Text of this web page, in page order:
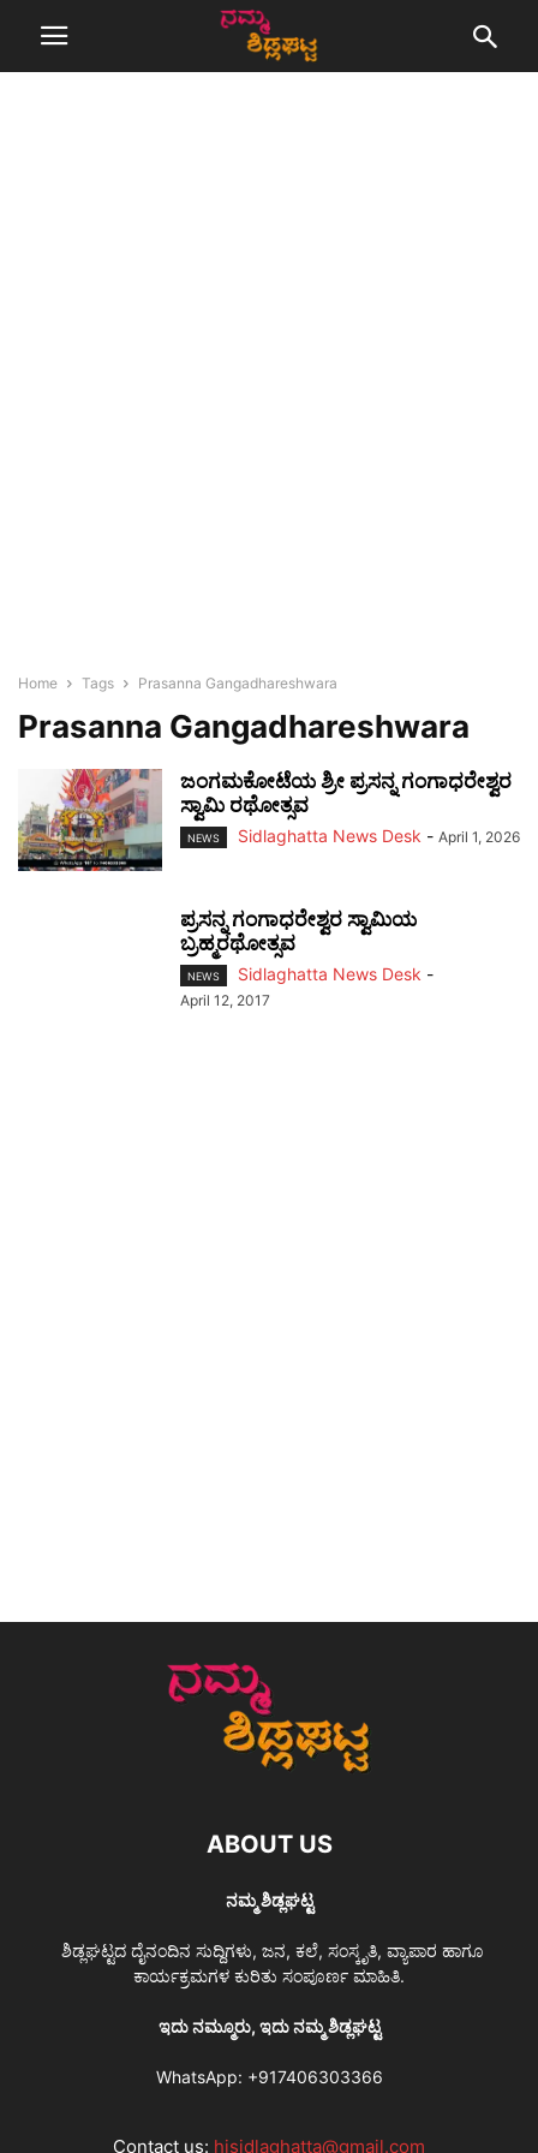
Home Tags Prasanna Gangadhareshwara
Prasanna Gangadhareshwara
ಜಂಗಮಕೋಟೆಯ ಶ್ರೀ ಪ್ರಸನ್ನ ಗಂಗಾಧರೇಶ್ವರ
ಸ್ವಾಮಿ ರಥೋತ್ಸವ
NEWS Sidlaghatta News Desk - April 1, 2026
ಪ್ರಸನ್ನ ಗಂಗಾಧರೇಶ್ವರ ಸ್ವಾಮಿಯ
ಬ್ರಹ್ಮರಥೋತ್ಸವ
NEWS Sidlaghatta News Desk -
April 12, 2017
ABOUT US
ನಮ್ಮ ಶಿಡ್ಲಘಟ್ಟ
ಶಿಡ್ಲಘಟ್ಟದ ದೈನಂದಿನ ಸುದ್ದಿಗಳು, ಜನ, ಕಲೆ, ಸಂಸ್ಕೃತಿ, ವ್ಯಾಪಾರ ಹಾಗೂ
ಕಾರ್ಯಕ್ರಮಗಳ ಕುರಿತು ಸಂಪೂರ್ಣ ಮಾಹಿತಿ.
ಇದು ನಮ್ಮೂರು, ಇದು ನಮ್ಮ ಶಿಡ್ಲಘಟ್ಟ
WhatsApp: +917406303366
Contact us: hisidlaghatta@gmail.com